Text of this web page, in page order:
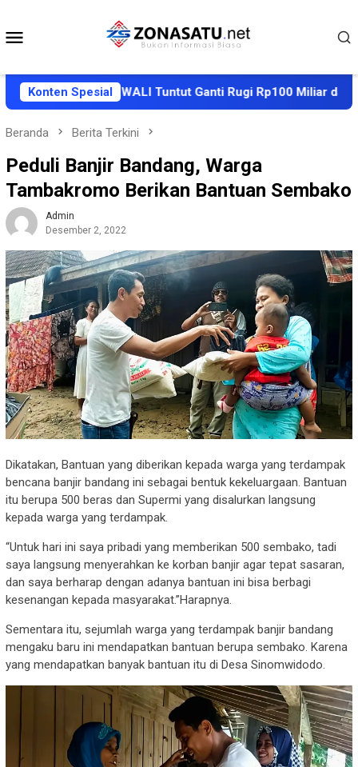
konten
Konten Spesial
AWALI Tuntut Ganti Rugi Rp100 Miliar dan
Beranda Berita Terkini
Peduli Banjir Bandang, Warga
Tambakromo Berikan Bantuan Sembako
Admin
Desember 2, 2022
Dikatakan, Bantuan yang diberikan kepada warga yang terdampak
bencana banjir bandang ini sebagai bentuk kekeluargaan. Bantuan
itu berupa 500 beras dan Supermi yang disalurkan langsung
kepada warga yang terdampak.
“Untuk hari ini saya pribadi yang memberikan 500 sembako, tadi
saya langsung menyerahkan ke korban banjir agar tepat sasaran,
dan saya berharap dengan adanya bantuan ini bisa berbagi
kesenangan kepada masyarakat.”Harapnya.
Sementara itu, sejumlah warga yang terdampak banjir bandang
mengaku baru ini mendapatkan bantuan berupa sembako. Karena
yang mendapatkan banyak bantuan itu di Desa Sinomwidodo.